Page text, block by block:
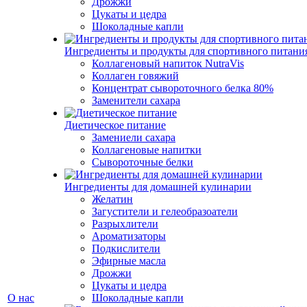
О нас
Цукаты и цедра
Шоколадные капли
Ингредиенты и продукты для спортивного
Коллагеновый напиток NutraVis
Коллаген говяжий
Концентрат сывороточного белка 80%
Заменители сахара
Диетическое питание
Замениели сахара
Коллагеновые напитки
Сывороточные белки
Ингредиенты для домашней кулинарии
Желатин
Загустители и гелеобразоатели
Разрыхлители
Ароматизаторы
Подкислители
Эфирные масла
Дрожжи
Цукаты и цедра
Шоколадные капли